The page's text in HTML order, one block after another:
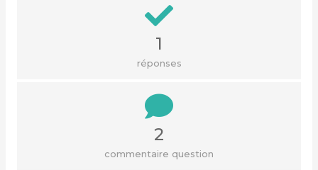
1
réponses
2
commentaire question